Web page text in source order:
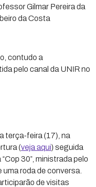
Gilmar Pereira da
da Costa
contudo a
pelo canal da UNIR no
terça-feira (17), na
(veja aqui) seguida
30”, ministrada pelo
roda de conversa.
de visitas